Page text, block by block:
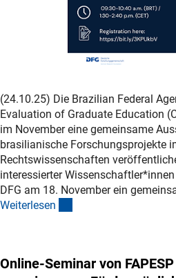
(24.10.25) Die Brazilian Federal
Evaluation of Graduate Education
im November eine gemeinsame
brasilianische Forschungsprojekte
Rechtswissenschaften
interessierter
DFG am 18. November ein
Weiterlesen
Online-Seminar von